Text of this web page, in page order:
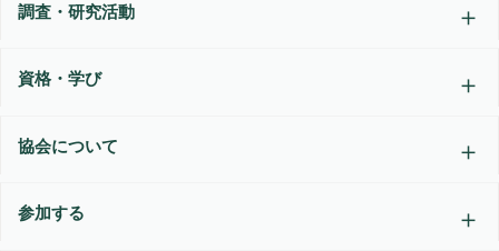
調査・研究活動
資格・学び
協会について
参加する